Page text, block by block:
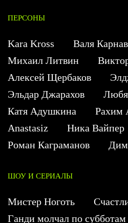
ПЕРСОНЫ
Kara Kross
Валя
Михаил Литвин
Алексей Щербаков
Эльдар Джарахов
Катя Адушкина
Рахим
Anastasiz
Ника Вайпер
Роман Каграманов
ШОУ И СЕРИАЛЫ
Мистер Ноготь
Ганди молчал по субботам